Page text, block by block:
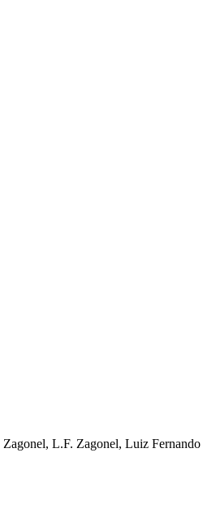
Zagonel, L.F. Zagonel, Luiz Fernando